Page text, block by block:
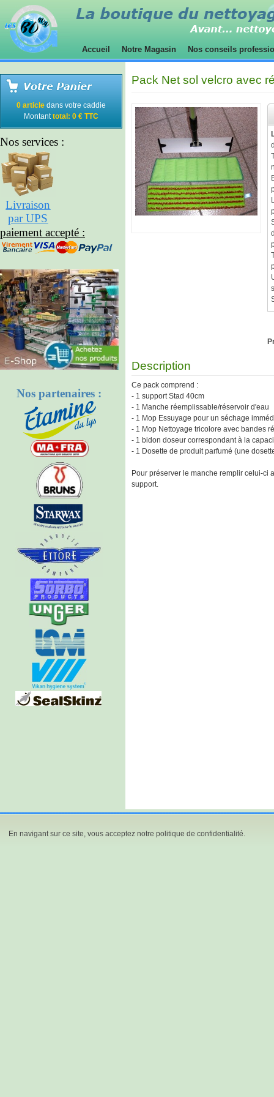
Accueil Notre Magasin Nos conseils
0 article dans votre caddie
Montanttotal: 0 € TTC
Nos services :
Livraison
par UPS
paiement accepté :
Nos partenaires :
Pack Net sol velcro avec
Description
Ce pack comprend :
- 1 support Stad 40cm
- 1 Manche réemplissable/réservoir d'eau
- 1 Mop Essuyage pour un séchage
- 1 Mop Nettoyage tricolore avec bandes
- 1 bidon doseur correspondant à la
- 1 Dosette de produit parfumé (une
Pour préserver le manche remplir celui-ci
support.
En navigant sur ce site, vous acceptez notre politique de confidentialité.